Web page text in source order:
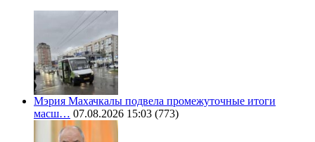
Мэрия Махачкалы подвела промежуточные итоги
масш… 07.08.2026 15:03 (773)